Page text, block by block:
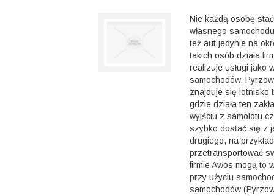
Nie każdą osobę
własnego
też aut jedynie na
takich osób działa
realizuje usługi jako
samochodów.
znajduje się lotnisko
gdzie działa ten
wyjściu z samolotu
szybko dostać się z
drugiego, na
przetransportować
firmie Awos mogą to
przy użyciu
samochodów